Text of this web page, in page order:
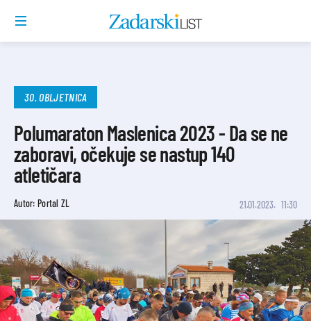
30. OBLJETNICA
Polumaraton Maslenica 2023 - Da se ne
zaboravi, očekuje se nastup 140
atletičara
Autor: Portal ZL 21.01.2023. 11:30